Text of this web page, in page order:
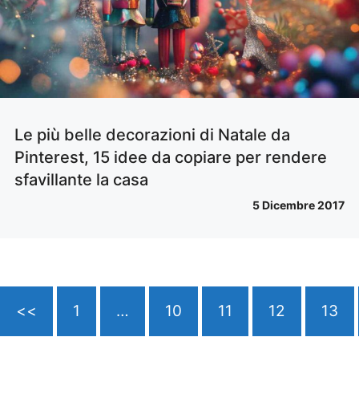
Le più belle decorazioni di Natale da
Pinterest, 15 idee da copiare per rendere
sfavillante la casa
5 Dicembre 2017
<< 1 … 10 11 12 13